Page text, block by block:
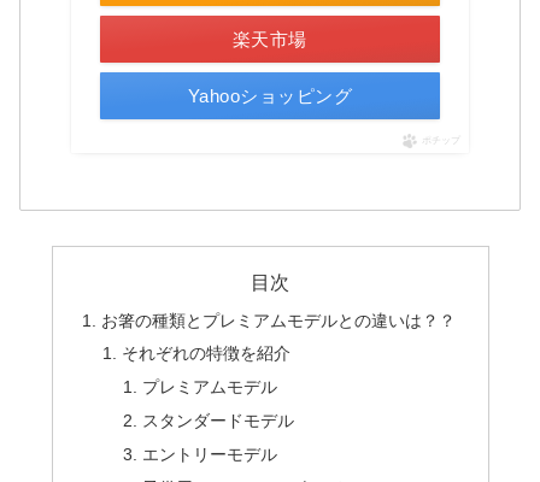
楽天市場
Yahooショッピング
ポチップ
目次
お箸の種類とプレミアムモデルとの違いは？？
それぞれの特徴を紹介
プレミアムモデル
スタンダードモデル
エントリーモデル